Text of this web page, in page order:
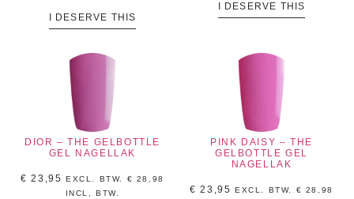
I DESERVE THIS
I DESERVE THIS
DIOR – THE GELBOTTLE
GEL NAGELLAK
€ 23,95 EXCL. BTW. € 28,98
INCL, BTW.
PINK DAISY – THE
GELBOTTLE GEL
NAGELLAK
€ 23,95 EXCL. BTW. € 28,98